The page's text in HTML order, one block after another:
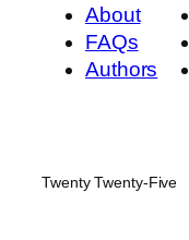
About
FAQs
Authors
Twenty Twenty-Five